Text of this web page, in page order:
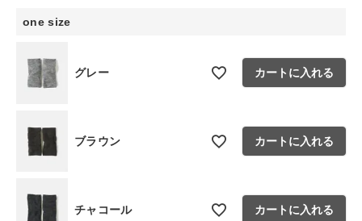
CONTENTS
特集
ご利用ガイド
ショップリスト
one size
グレー カートに入れる
ブラウン カートに入れる
チャコール カートに入れる